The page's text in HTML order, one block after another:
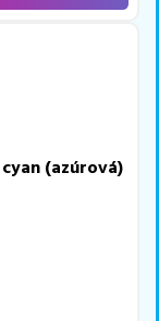
cyan (azúrová)